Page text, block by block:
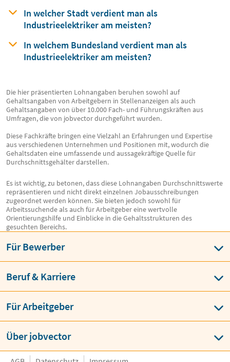
In welcher Stadt verdient man als
Industrieelektriker am meisten?
In welchem Bundesland verdient man als
Industrieelektriker am meisten?
Die hier präsentierten Lohnangaben beruhen sowohl auf
Gehaltsangaben von Arbeitgebern in Stellenanzeigen als auch
Gehaltsangaben von über 10.000 Fach- und Führungskräften aus
Umfragen, die von jobvector durchgeführt wurden.
Diese Fachkräfte bringen eine Vielzahl an Erfahrungen und Expertise
aus verschiedenen Unternehmen und Positionen mit, wodurch die
Gehaltsdaten eine umfassende und aussagekräftige Quelle für
Durchschnittsgehälter darstellen.
Es ist wichtig, zu betonen, dass diese Lohnangaben Durchschnittswerte
repräsentieren und nicht direkt einzelnen Jobausschreibungen
zugeordnet werden können. Sie bieten jedoch sowohl für
Arbeitssuchende als auch für Arbeitgeber eine wertvolle
Orientierungshilfe und Einblicke in die Gehaltsstrukturen des
gesuchten Bereichs.
Für Bewerber
Beruf & Karriere
Für Arbeitgeber
Über jobvector